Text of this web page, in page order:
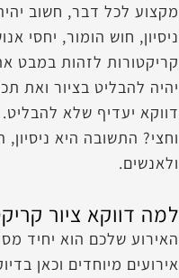
מקצוע לכל דבר, חשוב
ניסיון, חוש הומור, יחסי
קריקטורות לזהות במבט
יהיה להבליט בציור ואת
דווקא יעדיף שלא
וחצי? התשובה היא ניסיון,
ולאנשים.
למה דווקא ציור
האירוע שלכם הוא יחיד
אירועים מיוחדים וכאן